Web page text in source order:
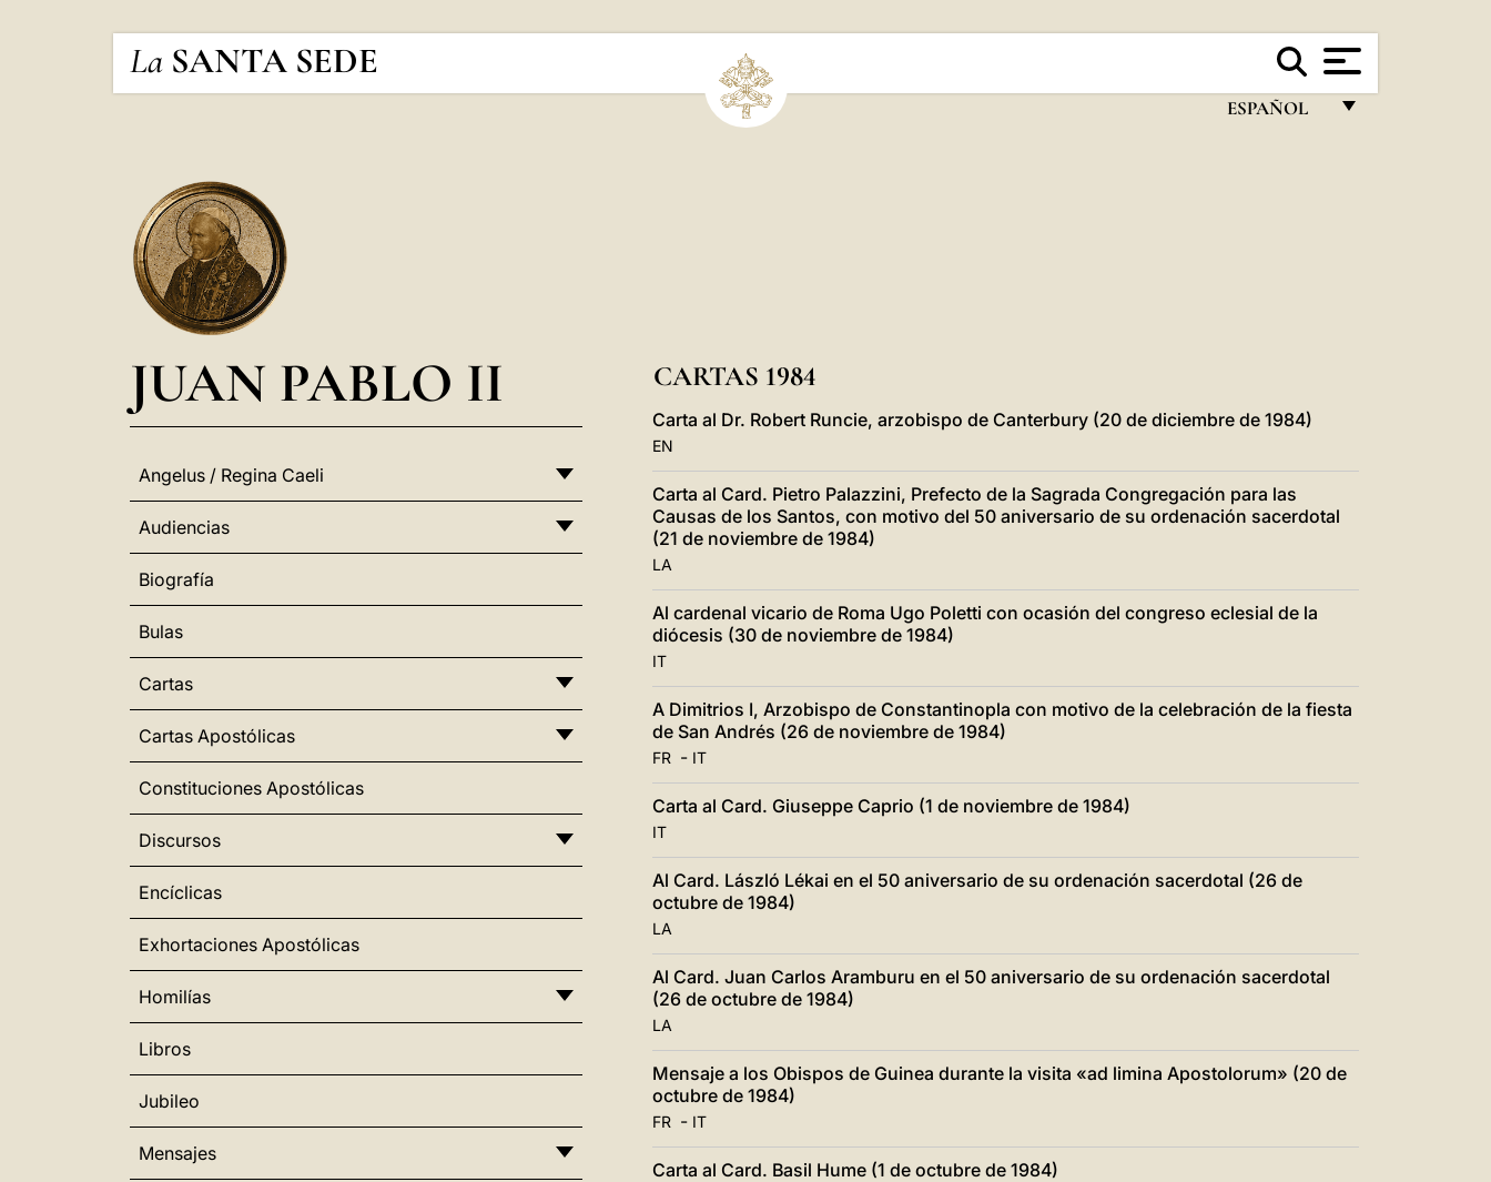
La SANTA SEDE
ESPAÑOL
POLSKI
中文
JUAN PABLO II
Angelus / Regina Caeli
Audiencias
Biografía
Bulas
Cartas
Cartas Apostólicas
Constituciones Apostólicas
Discursos
Encíclicas
Exhortaciones Apostólicas
Homilías
Libros
Jubileo
Mensajes
CARTAS 1984
Carta al Dr. Robert Runcie, arzobispo de Canterbury (20 de diciembre de 1984)
EN
Carta al Card. Pietro Palazzini, Prefecto de la Sagrada Congregación para las
Causas de los Santos, con motivo del 50 aniversario de su ordenación sacerdotal
(21 de noviembre de 1984)
LA
Al cardenal vicario de Roma Ugo Poletti con ocasión del congreso eclesial de la
diócesis (30 de noviembre de 1984)
IT
A Dimitrios I, Arzobispo de Constantinopla con motivo de la celebración de la fiesta
de San Andrés (26 de noviembre de 1984)
FR- IT
Carta al Card. Giuseppe Caprio (1 de noviembre de 1984)
IT
Al Card. László Lékai en el 50 aniversario de su ordenación sacerdotal (26 de
octubre de 1984)
LA
Al Card. Juan Carlos Aramburu en el 50 aniversario de su ordenación sacerdotal
(26 de octubre de 1984)
LA
Mensaje a los Obispos de Guinea durante la visita «ad limina Apostolorum» (20 de
octubre de 1984)
FR- IT
Carta al Card. Basil Hume (1 de octubre de 1984)